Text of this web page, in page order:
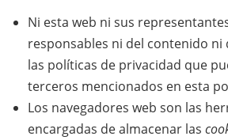
Ni esta web ni sus
responsables ni del contenido ni
las políticas de privacidad que
terceros mencionados en esta
Los navegadores web son las
encargadas de almacenar las